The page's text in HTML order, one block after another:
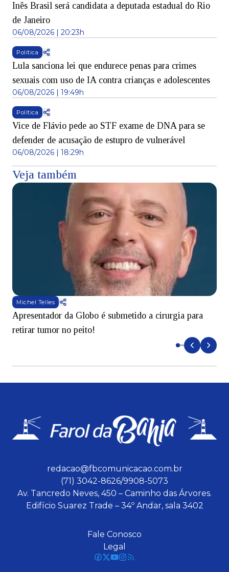
Inês Brasil será candidata a deputada estadual do Rio
de Janeiro
06/08/2026 | 20:23h
Política
Lula sanciona lei que endurece penas para crimes
sexuais com uso de IA contra crianças e adolescentes
06/08/2026 | 19:49h
Política
Vice de Flávio pede ao STF exame de DNA para se
defender de acusação de estupro de vulnerável
06/08/2026 | 18:29h
Veja também
Michel Telles
Apresentador da Globo é submetido a cirurgia para
retirar tumor no peito!
redacao@fbcomunicacao.com.br
(71) 3042-8626/9908-5073
Av. Tancredo Neves, 450 – Caminho das Árvores.
Edifício Suarez Trade – 34º Andar, sala 3402
Fale Conosco
Legal